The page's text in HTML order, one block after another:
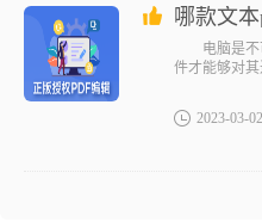
哪款文
电脑是不可
件才能够对
2023-03-02